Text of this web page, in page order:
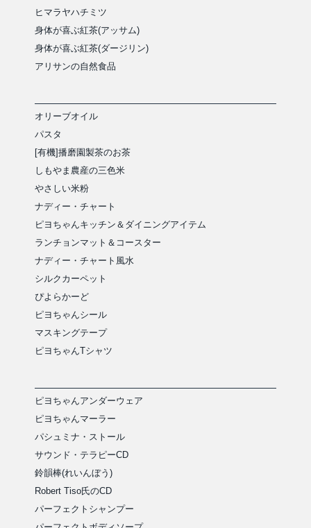
ヒマラヤハチミツ
身体が喜ぶ紅茶(アッサム)
身体が喜ぶ紅茶(ダージリン)
アリサンの自然食品
オリーブオイル
パスタ
[有機]播磨園製茶のお茶
しもやま農産の三色米
やさしい米粉
ナディー・チャート
ピヨちゃんキッチン＆ダイニングアイテム
ランチョンマット＆コースター
ナディー・チャート風水
シルクカーペット
ぴよらかーど
ピヨちゃんシール
マスキングテープ
ピヨちゃんTシャツ
ピヨちゃんアンダーウェア
ピヨちゃんマーラー
パシュミナ・ストール
サウンド・テラピーCD
鈴韻棒(れいんぼう)
Robert Tiso氏のCD
パーフェクトシャンプー